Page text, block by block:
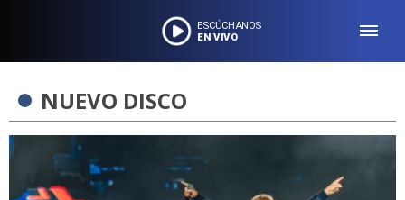
ESCÚCHANOS
EN VIVO
NUEVO DISCO